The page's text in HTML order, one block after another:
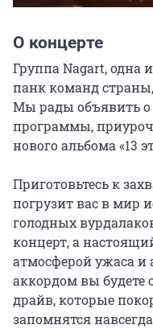
О концерте
Группа Nagart, одна
панк команд
Мы рады объявить о
программы,
нового альбома «13
Приготовьтесь к
погрузит вас в мир
голодных
концерт, а
атмосферой ужаса
аккордом вы
драйв, которые
запомнятся